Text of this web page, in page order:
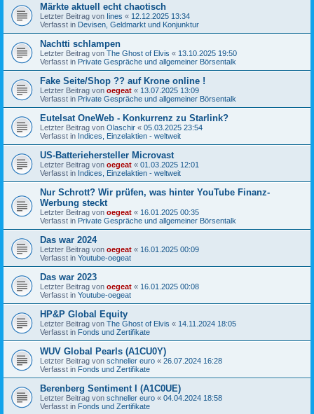
Märkte aktuell echt chaotisch
Letzter Beitrag von Iines « 12.12.2025 13:34
Verfasst in Devisen, Geldmarkt und Konjunktur
Nachtti schlampen
Letzter Beitrag von The Ghost of Elvis « 13.10.2025 19:50
Verfasst in Private Gespräche und allgemeiner Börsentalk
Fake Seite/Shop ?? auf Krone online !
Letzter Beitrag von oegeat « 13.07.2025 13:09
Verfasst in Private Gespräche und allgemeiner Börsentalk
Eutelsat OneWeb - Konkurrenz zu Starlink?
Letzter Beitrag von Olaschir « 05.03.2025 23:54
Verfasst in Indices, Einzelaktien - weltweit
US-Batteriehersteller Microvast
Letzter Beitrag von oegeat « 01.03.2025 12:01
Verfasst in Indices, Einzelaktien - weltweit
Nur Schrott? Wir prüfen, was hinter YouTube Finanz-
Werbung steckt
Letzter Beitrag von oegeat « 16.01.2025 00:35
Verfasst in Private Gespräche und allgemeiner Börsentalk
Das war 2024
Letzter Beitrag von oegeat « 16.01.2025 00:09
Verfasst in Youtube-oegeat
Das war 2023
Letzter Beitrag von oegeat « 16.01.2025 00:08
Verfasst in Youtube-oegeat
HP&P Global Equity
Letzter Beitrag von The Ghost of Elvis « 14.11.2024 18:05
Verfasst in Fonds und Zertifikate
WUV Global Pearls (A1CU0Y)
Letzter Beitrag von schneller euro « 26.07.2024 16:28
Verfasst in Fonds und Zertifikate
Berenberg Sentiment I (A1C0UE)
Letzter Beitrag von schneller euro « 04.04.2024 18:58
Verfasst in Fonds und Zertifikate